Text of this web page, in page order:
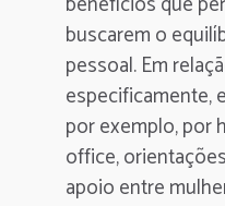
buscarem o
pessoal. Em
especificamente,
por exemplo, por
office,
apoio entre